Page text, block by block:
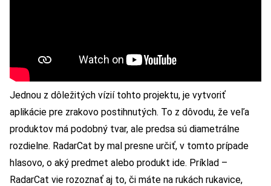
Jednou z dôležitých vízií tohto projektu, je vytvoriť
aplikácie pre zrakovo postihnutých. To z dôvodu, že veľa
produktov má podobný tvar, ale predsa sú diametrálne
rozdielne. RadarCat by mal presne určiť, v tomto prípade
hlasovo, o aký predmet alebo produkt ide. Príklad –
RadarCat vie rozoznať aj to, či máte na rukách rukavice,